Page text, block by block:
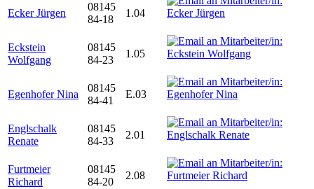
Ecker Jürgen
08145
84-18
1.04
Eckstein
Wolfgang
08145
84-23
1.05
Egenhofer Nina
08145
84-41
E.03
Englschalk
Renate
08145
84-33
2.01
Furtmeier
Richard
08145
84-20
2.08